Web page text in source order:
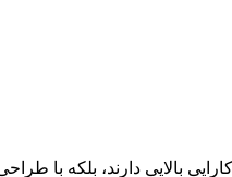
بالایی دارند، بلکه با